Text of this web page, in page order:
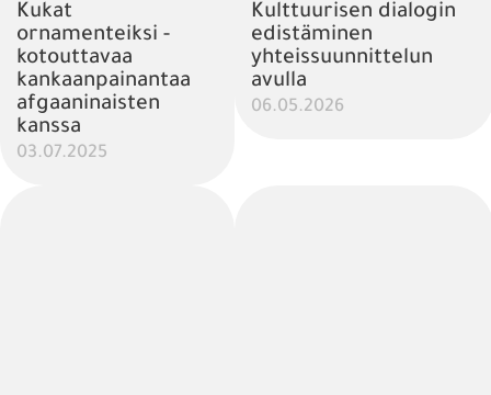
Kukat
ornamenteiksi -
kotouttavaa
kankaanpainantaa
afgaaninaisten
kanssa
03.07.2025
Kulttuurisen dialogin
edistäminen
yhteissuunnittelun
avulla
06.05.2026